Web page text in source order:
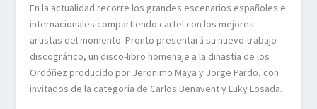
En la actualidad recorre los grandes escenarios españoles e
internacionales compartiendo cartel con los mejores
artistas del momento. Pronto presentará su nuevo trabajo
discográfico, un disco-libro homenaje a la dinastía de los
Ordóñez producido por Jeronimo Maya y Jorge Pardo, con
invitados de la categoría de Carlos Benavent y Luky Losada.